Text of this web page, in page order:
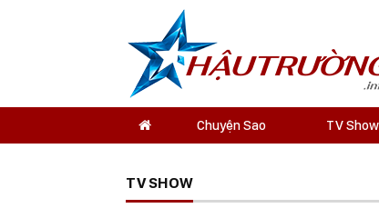
Chuyện Sao TV Show
TV SHOW